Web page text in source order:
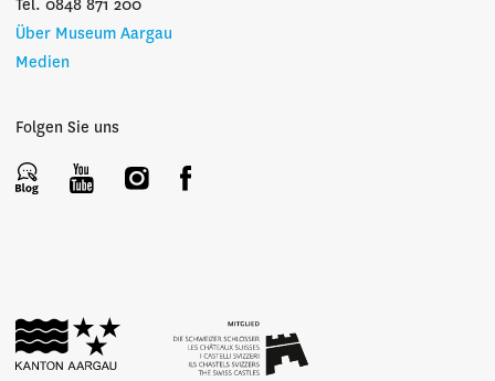
Tel. 0848 871 200
Über Museum Aargau
Medien
Folgen Sie uns